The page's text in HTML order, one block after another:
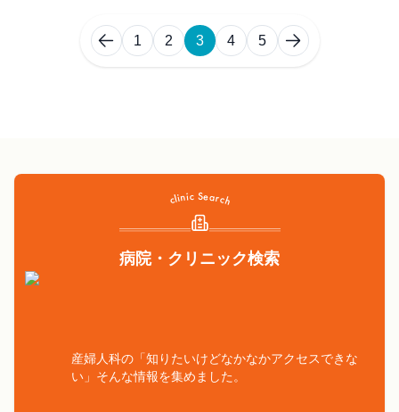
1 2 3 4 5
病院・クリニック検索
産婦人科の「知りたいけどなかなかアクセスできな
い」そんな情報を集めました。